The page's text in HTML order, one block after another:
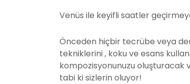
Venüs ile keyifli saatler geçirmeye
Önceden hiçbir tecrübe veya
tekniklerini , koku ve esans
kompozisyonunuzu oluşturacak
tabi ki sizlerin oluyor!